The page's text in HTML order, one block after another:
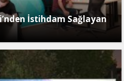
İstihdam Sağlayan